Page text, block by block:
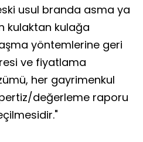
usul branda asma ya
kulaktan kulağa
yöntemlerine geri
ve fiyatlama
her gayrimenkul
değerleme raporu